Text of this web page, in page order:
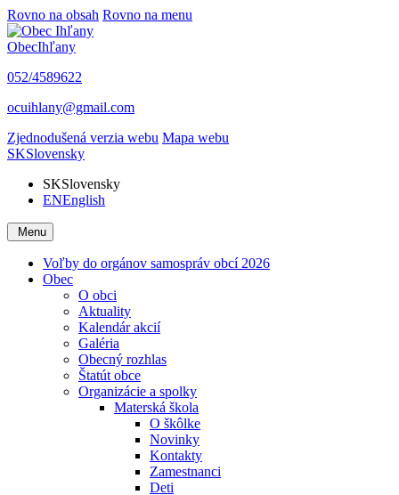
Rovno na obsah Rovno na menu
ObecIhľany
052/4589622
ocuihlany@gmail.com
Zjednodušená verzia webu Mapa webu
SKSlovensky
SKSlovensky
ENEnglish
Menu
Voľby do orgánov samospráv obcí 2026
Obec
O obci
Aktuality
Kalendár akcií
Galéria
Obecný rozhlas
Štatút obce
Organizácie a spolky
Materská škola
O škôlke
Novinky
Kontakty
Zamestnanci
Deti